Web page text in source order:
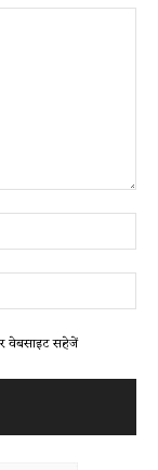
वेबसाइट सहेजें